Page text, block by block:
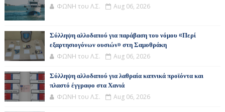
ΦΩΝΗ του Λ.Σ. Aug 06, 2026
Σύλληψη αλλοδαπού για παράβαση του νόμου «Περί
εξαρτησιογόνων ουσιών» στη Σαμοθράκη
ΦΩΝΗ του Λ.Σ. Aug 06, 2026
Σύλληψη αλλοδαπού για λαθραία καπνικά προϊόντα και
πλαστό έγγραφο στα Χανιά
ΦΩΝΗ του Λ.Σ. Aug 06, 2026